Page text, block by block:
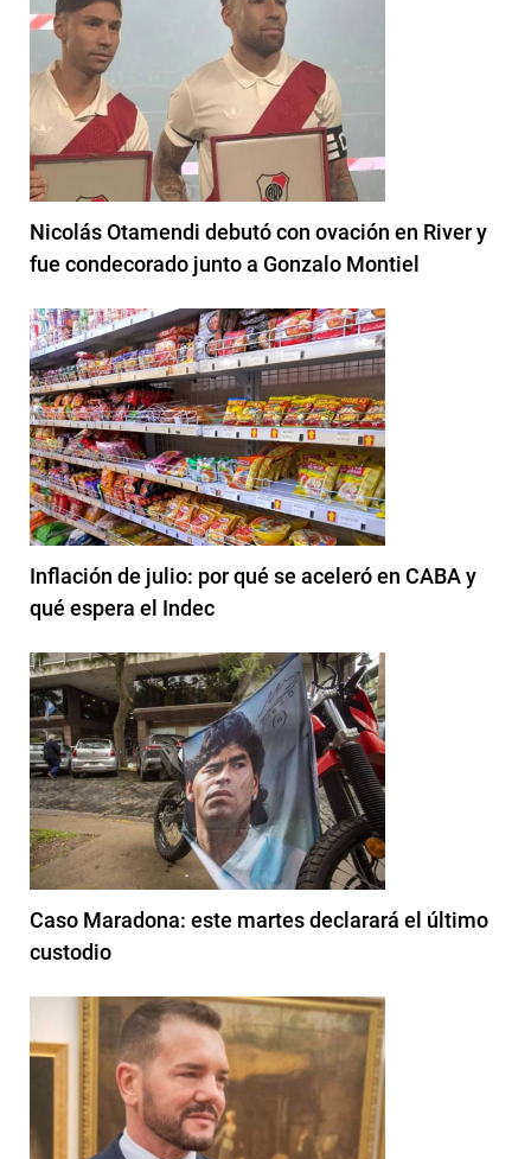
Nicolás Otamendi debutó con ovación en River y
fue condecorado junto a Gonzalo Montiel
Inflación de julio: por qué se aceleró en CABA y
qué espera el Indec
Caso Maradona: este martes declarará el último
custodio